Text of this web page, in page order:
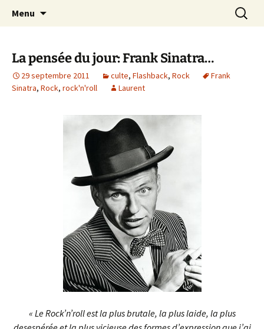
Laurent Rieppi
Journaliste musical · Historien du rock ·
Conférencier
Menu
La pensée du jour: Frank Sinatra…
29 septembre 2011 culte, Flashback, Rock
Frank
Sinatra, Rock, rock'n'roll Laurent
« Le Rock’n’roll est la plus brutale, la plus laide, la plus